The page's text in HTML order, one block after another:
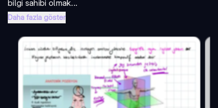
bilgi sahibi olmak...
Daha fazla göster